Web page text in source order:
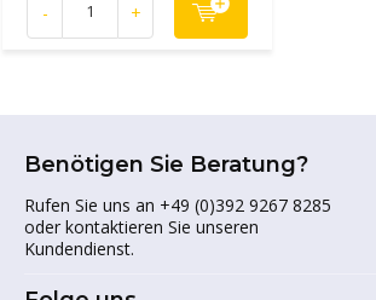
- +
Benötigen Sie Beratung?
Rufen Sie uns an +49 (0)392 9267 8285
oder kontaktieren Sie unseren
Kundendienst.